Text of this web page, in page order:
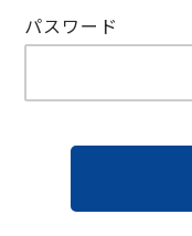
パスワード